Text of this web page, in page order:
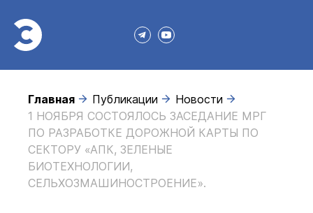
Главная Публикации
Новости
1 НОЯБРЯ СОСТОЯЛОСЬ ЗАСЕДАНИЕ МРГ
ПО РАЗРАБОТКЕ ДОРОЖНОЙ КАРТЫ ПО
СЕКТОРУ «АПК, ЗЕЛЕНЫЕ
БИОТЕХНОЛОГИИ,
СЕЛЬХОЗМАШИНОСТРОЕНИЕ».